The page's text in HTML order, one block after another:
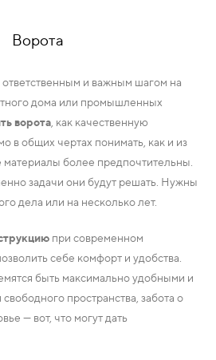
Ворота
ответственным и важным шагом на
дома или промышленных
ворота , как качественную
в общих чертах понимать, как и из
материалы более предпочтительны.
задачи они будут решать. Нужны
дела или на несколько лет.
при современном
себе комфорт и удобства.
быть максимально удобными и
пространства, забота о
— вот, что могут дать